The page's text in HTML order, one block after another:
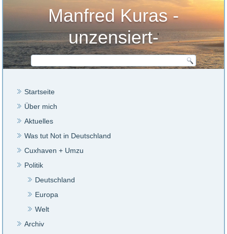
Manfred Kuras -
unzensiert-
Startseite
Über mich
Aktuelles
Was tut Not in Deutschland
Cuxhaven + Umzu
Politik
Deutschland
Europa
Welt
Archiv